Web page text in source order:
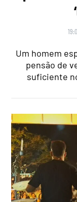
Um homem
pensão de
suficiente